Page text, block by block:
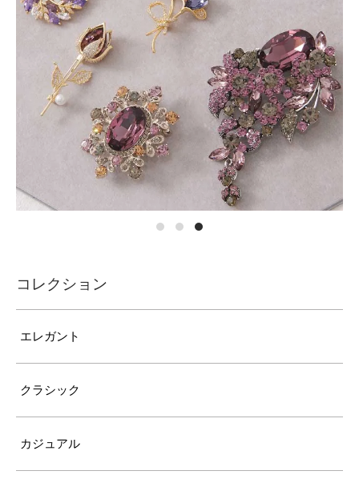
コレクション
エレガント
クラシック
カジュアル